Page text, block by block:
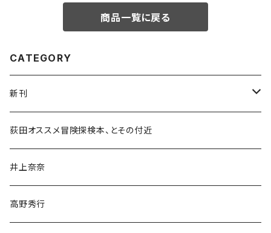
商品一覧に戻る
CATEGORY
新刊
和書
文学・小説・物語
随筆・ノンフィクション・その他
荻田オススメ冒険探検本、とその付近
井上奈奈
高野秀行